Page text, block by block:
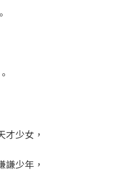
才少女，
謙少年，